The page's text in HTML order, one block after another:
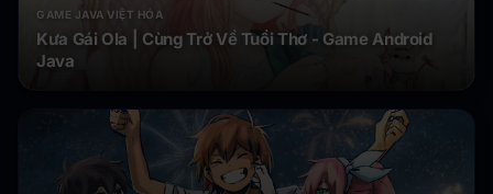
GAME JAVA VIỆT HÓA
Kưa Gái Ola | Cùng Trở Về Tuổi Thơ - Game Android
Java